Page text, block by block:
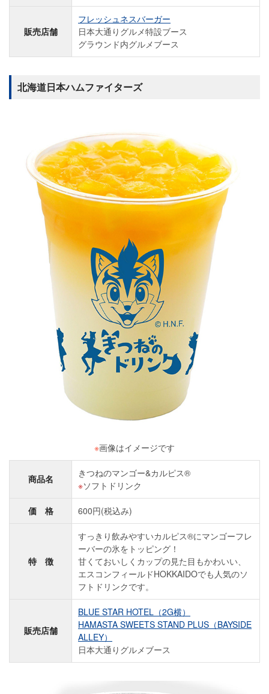
販売店舗
フレッシュネスバーガー
日本大通りグルメ特設ブース
グラウンド内グルメブース
北海道日本ハムファイターズ
※画像はイメージです
商品名
きつねのマンゴー&カルピス®
ソフトドリンク
価 格 600円(税込み)
特 徴
すっきり飲みやすいカルピス®にマンゴーフレ
ーバーの氷をトッピング！
甘くておいしくカップの見た目もかわいい、
エスコンフィールドHOKKAIDOでも人気のソ
フトドリンクです。
販売店舗
BLUE STAR HOTEL（2G横）
HAMASTA SWEETS STAND PLUS（BAYSIDE
ALLEY）
日本大通りグルメブース